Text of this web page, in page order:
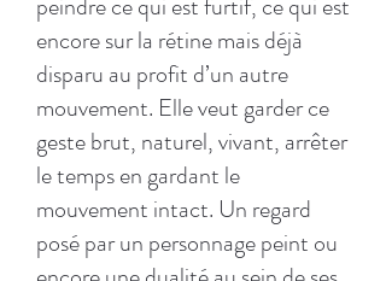
encore sur la rétine mais déjà
disparu au profit d’un autre
mouvement. Elle veut garder ce
geste brut, naturel, vivant, arrêter
le temps en gardant le
mouvement intact. ​Un regard
posé par un personnage peint ou